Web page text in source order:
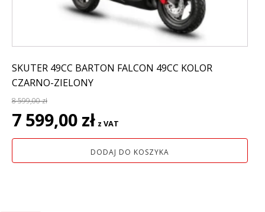
SKUTER 49CC BARTON FALCON 49CC KOLOR
CZARNO-ZIELONY
8 599,00zł
Pierwotna
cena
wynosiła:
7 599,00 zł cena
wynosi:
7
z VAT
DODAJ DO KOSZYKA